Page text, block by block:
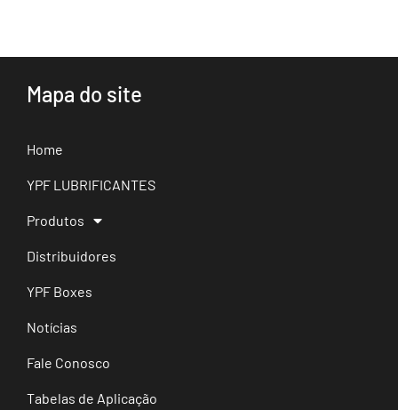
Mapa do site
Home
YPF LUBRIFICANTES
Produtos
Distribuidores
YPF Boxes
Notícias
Fale Conosco
Tabelas de Aplicação